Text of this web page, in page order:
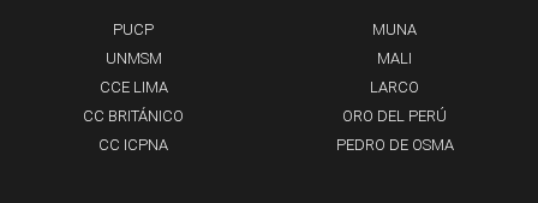
PUCP
UNMSM
CCE LIMA
CC BRITÁNICO
CC ICPNA
MUNA
MALI
LARCO
ORO DEL PERÚ
PEDRO DE OSMA